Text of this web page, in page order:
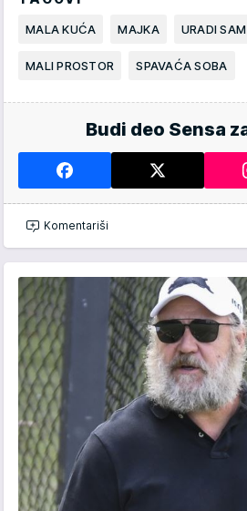
MALA KUĆA MAJKA URADI SAM
MALI PROSTOR SPAVAĆA SOBA
Budi deo Sensa
Komentariši